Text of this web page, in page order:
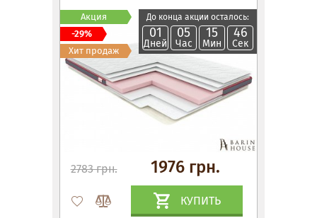
До конца акции осталось:
01
Дней
05
Час
15
Мин
45
Сек
2783 грн. 1976 грн.
КУПИТЬ
Акция
-29%
Хит продаж